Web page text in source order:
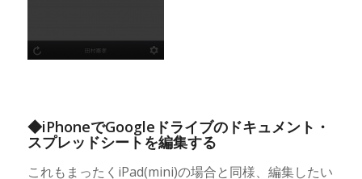
◆iPhoneでGoogleドライブのドキュメント・
スプレッドシートを編集する
これもまったくiPad(mini)の場合と同様、編集したい